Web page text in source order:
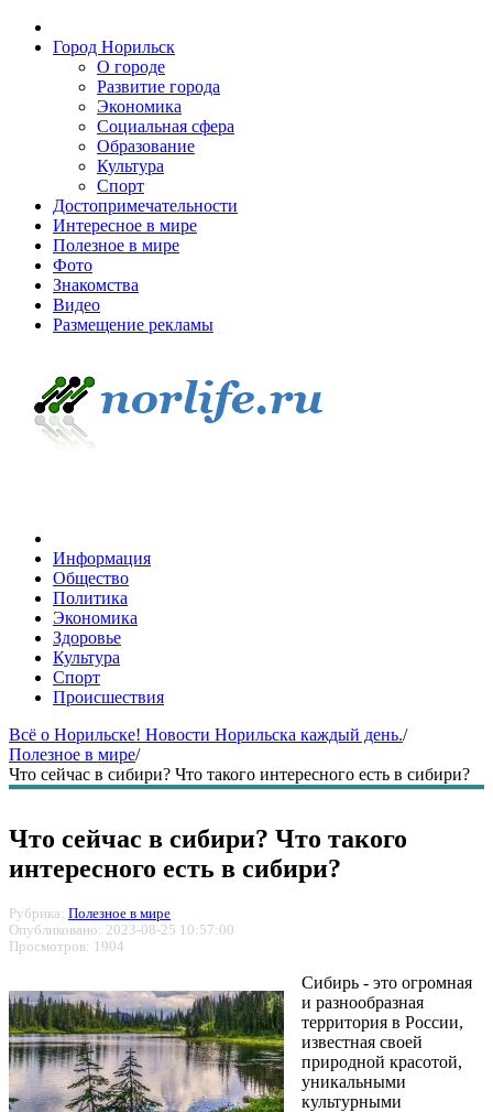
Город Норильск
О городе
Развитие города
Экономика
Социальная сфера
Образование
Культура
Спорт
Достопримечательности
Интересное в мире
Полезное в мире
Фото
Знакомства
Видео
Размещение рекламы
Информация
Общество
Политика
Экономика
Здоровье
Культура
Спорт
Происшествия
Всё о Норильске! Новости Норильска каждый день./
Полезное в мире/
Что сейчас в сибири? Что такого интересного есть в сибири?
Что сейчас в сибири? Что такого
интересного есть в сибири?
Рубрика: Полезное в мире
Опубликовано: 2023-08-25 10:57:00
Просмотров: 1904
Сибирь - это огромная
и разнообразная
территория в России,
известная своей
природной красотой,
уникальными
культурными